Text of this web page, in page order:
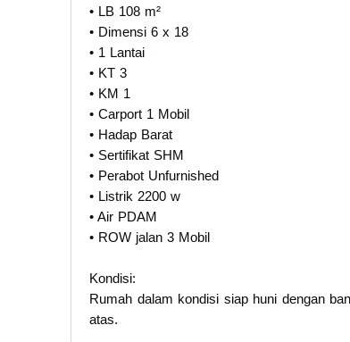
• LB 108 m²
• Dimensi 6 x 18
• 1 Lantai
• KT 3
• KM 1
• Carport 1 Mobil
• Hadap Barat
• Sertifikat SHM
• Perabot Unfurnished
• Listrik 2200 w
• Air PDAM
• ROW jalan 3 Mobil
Kondisi:
Rumah dalam kondisi siap huni dengan
atas.